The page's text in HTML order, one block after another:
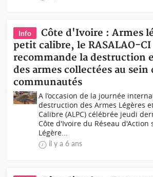
Info
Côte d'Ivoire : Armes
petit calibre, le RASALAO-CI
recommande la destruction
des armes collectées au sein
communautés
A l’occasion de la journée
destruction des Armes Légères
Calibre (ALPC) célébrée jeudi
Côte d'Ivoire du Réseau d'Action
Légère...
il y a 6 ans